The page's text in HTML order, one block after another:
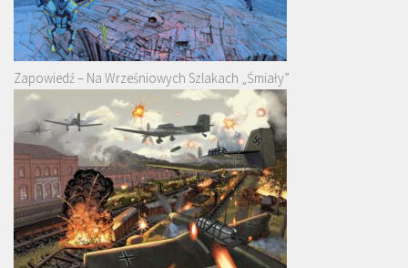
Zapowiedź – Na Wrześniowych Szlakach „Śmiały”